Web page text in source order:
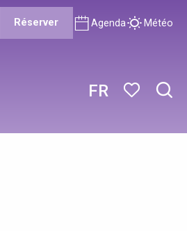
FR
Réserver Agenda Météo